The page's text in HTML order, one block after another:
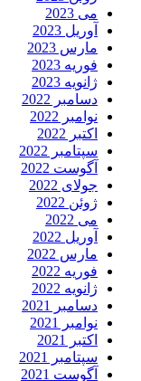
می 2023
آوریل 2023
مارس 2023
فوریه 2023
ژانویه 2023
دسامبر 2022
نوامبر 2022
اکتبر 2022
سپتامبر 2022
آگوست 2022
جولای 2022
ژوئن 2022
می 2022
آوریل 2022
مارس 2022
فوریه 2022
ژانویه 2022
دسامبر 2021
نوامبر 2021
اکتبر 2021
سپتامبر 2021
آگوست 2021